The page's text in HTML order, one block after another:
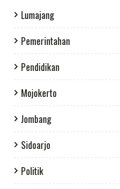
Lumajang
Pemerintahan
Pendidikan
Mojokerto
Jombang
Sidoarjo
Politik